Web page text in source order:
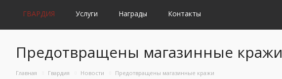
ГВАРДИЯ Услуги Награды Контакты
Предотвращены магазинные кражи
Главная Гвардия Новости Предотвращены магазинные кражи